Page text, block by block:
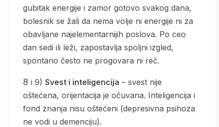
gubitak energije i zamor gotovo svakog dana,
bolesnik se žali da nema volje ni energije ni za
obavljane najelementarnijih poslova. Po ceo
dan sedi ili leži, zapostavlja spoljni izgled,
spontano često ne progovara ni reč.
8 i 9) Svest i inteligencija – svest nije
oštećena, orijentacija je očuvana. Inteligencija i
fond znanja nisu oštećeni (depresivna psihoza
ne vodi u demenciju).